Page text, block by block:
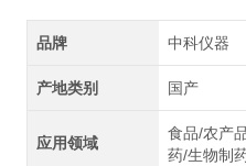
品牌 中科仪器
产地类别 国产
应用领域
食品/农产
药/生物制